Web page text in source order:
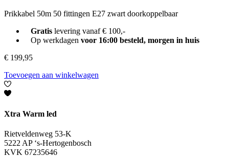
Prikkabel 50m 50 fittingen E27 zwart doorkoppelbaar
Gratislevering vanaf € 100,-
Op werkdagen voor 16:00 besteld, morgen in huis
€ 199,95
Toevoegen aan winkelwagen
Xtra Warm led
Rietveldenweg 53-K
5222 AP ‘s-Hertogenbosch
KVK 67235646